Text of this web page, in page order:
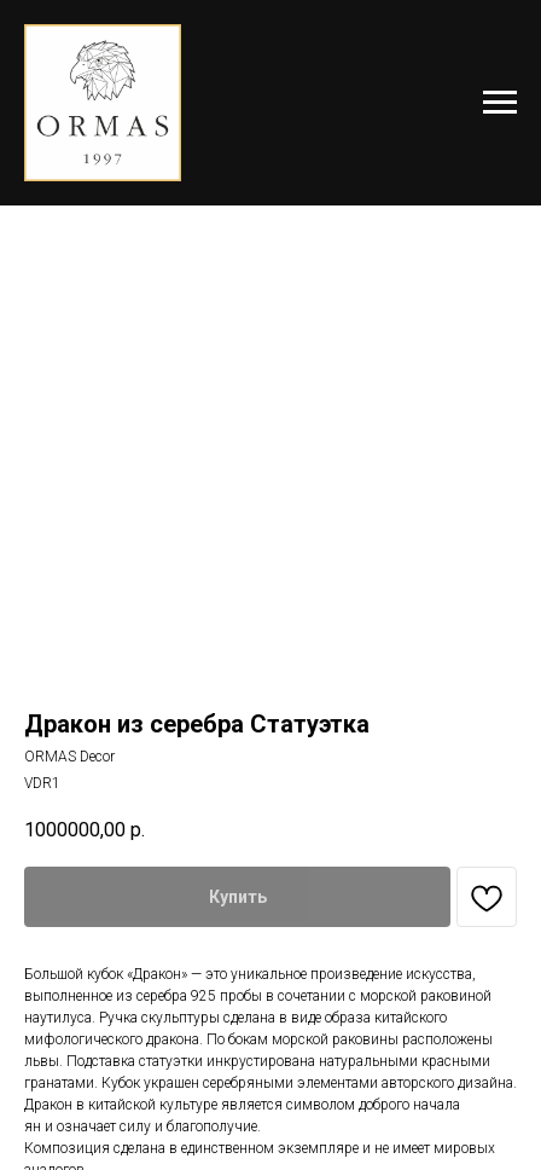
Дракон из серебра Статуэтка
ORMAS Decor
VDR1
1000000,00 р.
Купить
Большой кубок «Дракон» — это уникальное произведение искусства,
выполненное из серебра 925 пробы в сочетании с морской раковиной
наутилуса. Ручка скульптуры сделана в виде образа китайского
мифологического дракона. По бокам морской раковины расположены
львы. Подставка статуэтки инкрустирована натуральными красными
гранатами. Кубок украшен серебряными элементами авторского дизайна.
Дракон в китайской культуре является символом доброго начала
ян и означает силу и благополучие.
Композиция сделана в единственном экземпляре и не имеет мировых